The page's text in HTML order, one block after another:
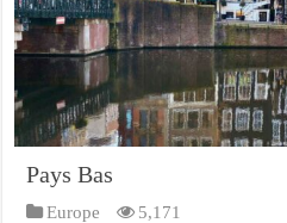
Pays Bas
Europe 5,171